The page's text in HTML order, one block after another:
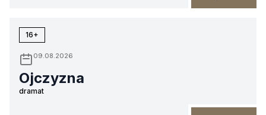
16+
09.08.2026
Ojczyzna
dramat